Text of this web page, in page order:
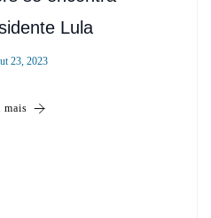
Lula
23, 2023
mais